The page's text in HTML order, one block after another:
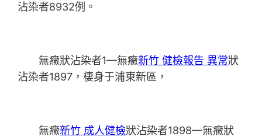
沾染者8932例。
無癥狀沾染者1—無癥新竹 健檢報告 異常狀
沾染者1897，棲身于浦東新區，
無癥新竹 成人健檢狀沾染者1898—無癥狀